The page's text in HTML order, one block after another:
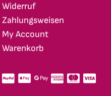
Widerruf
Zahlungsweisen
My Account
Warenkorb